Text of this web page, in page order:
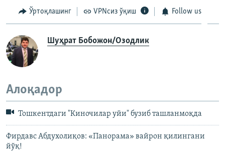
Ўртоқлашинг VPNсиз ўқиш Follow us
Шуҳрат Бобожон/Озодлик
Алоқадор
Тошкентдаги "Киночилар уйи" бузиб ташланмоқда
Фирдавс Абдухолиқов: «Панорама» вайрон қилингани
йўқ!